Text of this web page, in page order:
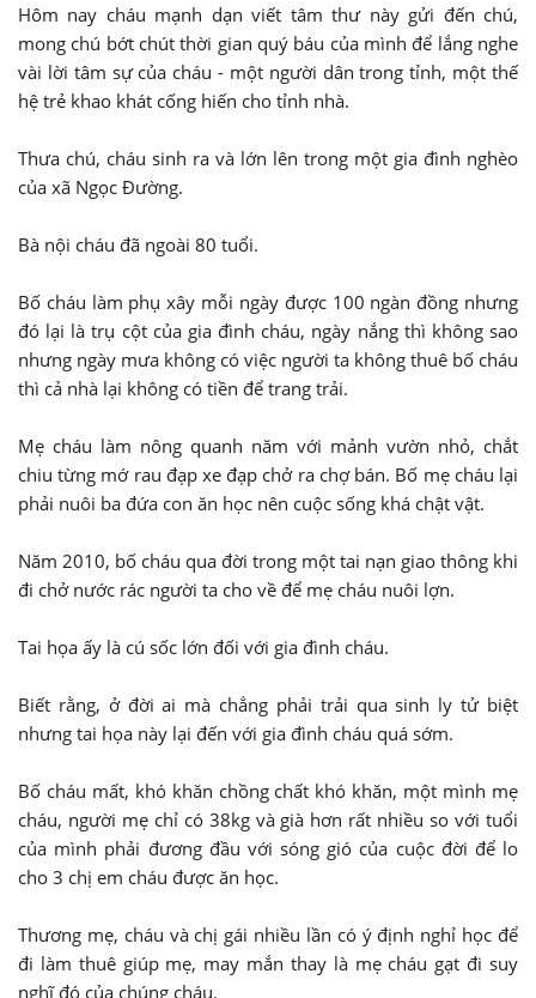
Hôm nay cháu mạnh dạn viết tâm thư này gửi đến chú,
mong chú bớt chút thời gian quý báu của mình để lắng nghe
vài lời tâm sự của cháu - một người dân trong tỉnh, một thế
hệ trẻ khao khát cống hiến cho tỉnh nhà.
Thưa chú, cháu sinh ra và lớn lên trong một gia đình nghèo
của xã Ngọc Đường.
Bà nội cháu đã ngoài 80 tuổi.
Bố cháu làm phụ xây mỗi ngày được 100 ngàn đồng nhưng
đó lại là trụ cột của gia đình cháu, ngày nắng thì không sao
nhưng ngày mưa không có việc người ta không thuê bố cháu
thì cả nhà lại không có tiền để trang trải.
Mẹ cháu làm nông quanh năm với mảnh vườn nhỏ, chắt
chiu từng mớ rau đạp xe đạp chở ra chợ bán. Bố mẹ cháu lại
phải nuôi ba đứa con ăn học nên cuộc sống khá chật vật.
Năm 2010, bố cháu qua đời trong một tai nạn giao thông khi
đi chở nước rác người ta cho về để mẹ cháu nuôi lợn.
Tai họa ấy là cú sốc lớn đối với gia đình cháu.
Biết rằng, ở đời ai mà chẳng phải trải qua sinh ly tử biệt
nhưng tai họa này lại đến với gia đình cháu quá sớm.
Bố cháu mất, khó khăn chồng chất khó khăn, một mình mẹ
cháu, người mẹ chỉ có 38kg và già hơn rất nhiều so với tuổi
của mình phải đương đầu với sóng gió của cuộc đời để lo
cho 3 chị em cháu được ăn học.
Thương mẹ, cháu và chị gái nhiều lần có ý định nghỉ học để
đi làm thuê giúp mẹ, may mắn thay là mẹ cháu gạt đi suy
nghĩ đó của chúng cháu.